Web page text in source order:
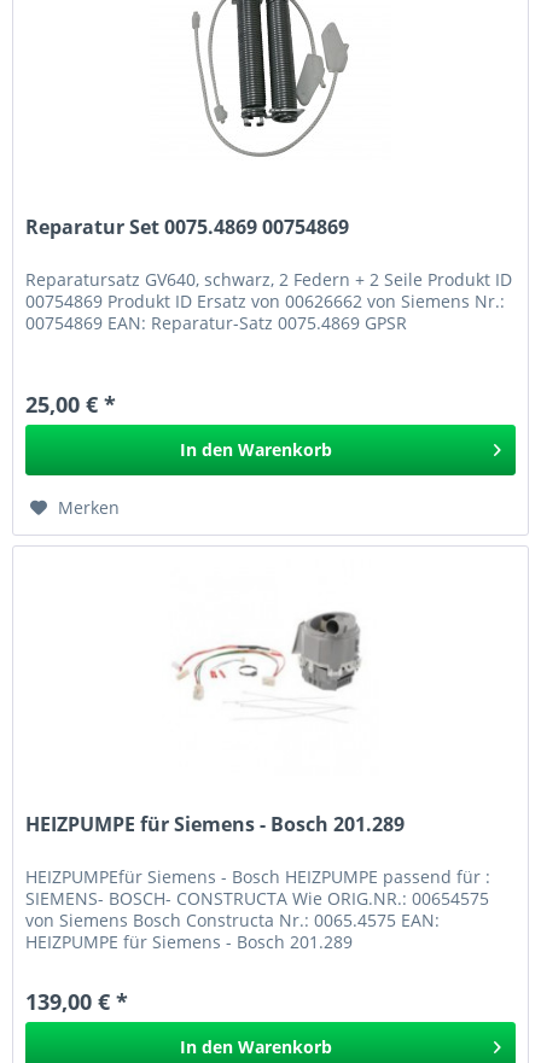
Reparatur Set 0075.4869 00754869
Reparatursatz GV640, schwarz, 2 Federn + 2 Seile Produkt ID
00754869 Produkt ID Ersatz von 00626662 von Siemens Nr.:
00754869 EAN: Reparatur-Satz 0075.4869 GPSR
25,00 € *
In den Warenkorb
Merken
HEIZPUMPE für Siemens - Bosch 201.289
HEIZPUMPEfür Siemens - Bosch HEIZPUMPE passend für :
SIEMENS- BOSCH- CONSTRUCTA Wie ORIG.NR.: 00654575
von Siemens Bosch Constructa Nr.: 0065.4575 EAN:
HEIZPUMPE für Siemens - Bosch 201.289
139,00 € *
In den Warenkorb